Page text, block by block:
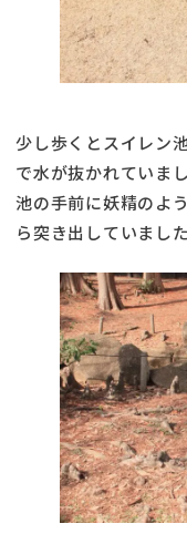
少し歩くとスイレン
で水が抜かれていまし
池の手前に妖精のよ
ら突き出していました